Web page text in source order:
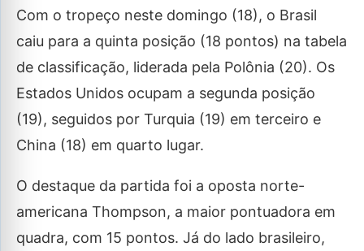
Com o tropeço neste domingo (18), o Brasil
caiu para a quinta posição (18 pontos) na tabela
de classificação, liderada pela Polônia (20). Os
Estados Unidos ocupam a segunda posição
(19), seguidos por Turquia (19) em terceiro e
China (18) em quarto lugar.
O destaque da partida foi a oposta norte-
americana Thompson, a maior pontuadora em
quadra, com 15 pontos. Já do lado brasileiro,